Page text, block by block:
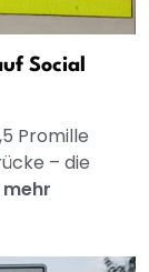
Social
Promille
– die
mehr